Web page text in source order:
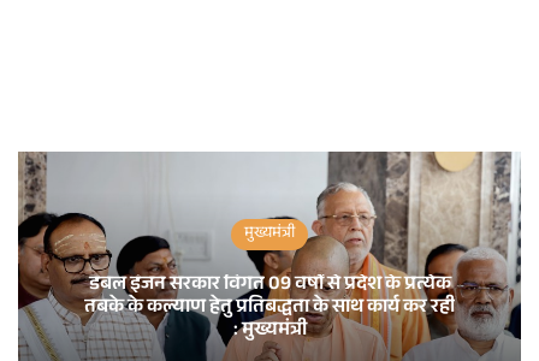
मुख्यमंत्री
डबल इंजन सरकार विगत 09 वर्षों से प्रदेश के प्रत्येक
तबके के कल्याण हेतु प्रतिबद्धता के साथ कार्य कर रही
: मुख्यमंत्री